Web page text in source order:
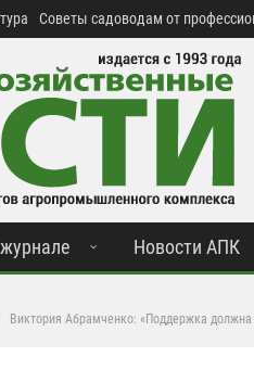
Советы садоводам от
Новости АПК
Виктория Абрамченко: «Поддержка